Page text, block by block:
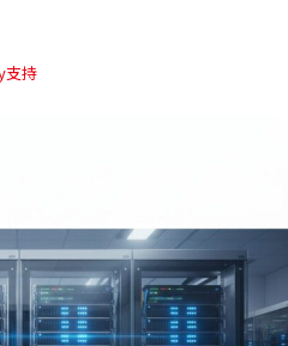
支持